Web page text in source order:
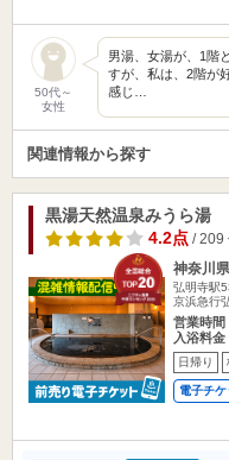
50代～
女性
男湯、女湯が、1階
すが、私は、2階が
感じ…
関連情報から探す
黒湯天然温泉みうら湯
4.2点/ 209
神奈川
弘明寺駅
京浜急行
営業時間
入浴料金
日帰り
電子チケ